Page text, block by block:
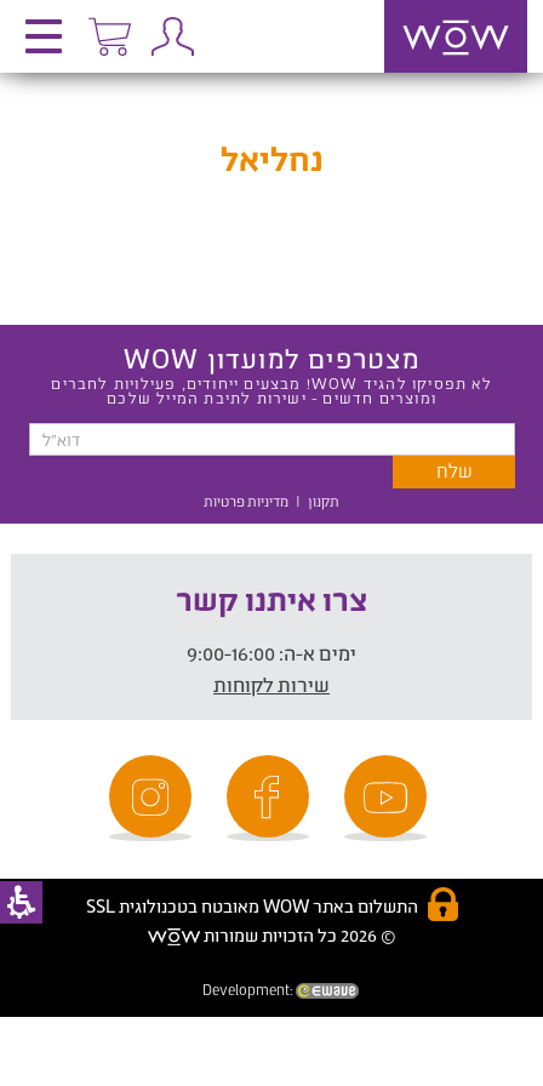
נחליאל
מצטרפים למועדון WOW
לא תפסיקו להגיד WOW! מבצעים ייחודים, פעילויות לחברים
ומוצרים חדשים - ישירות לתיבת המייל שלכם
תקנון | מדיניות פרטיות
צרו איתנו קשר
ימים א-ה:
שירות לקוחות
התשלום באתר WOW מאובטח בטכנולוגית SSL
© 2026 כל הזכויות שמורות
Development: